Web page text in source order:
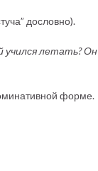
дословно).
учился летать? Он
форме.